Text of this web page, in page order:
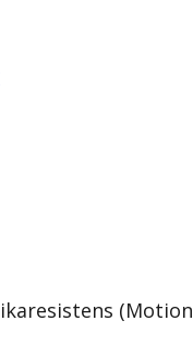
(Motion